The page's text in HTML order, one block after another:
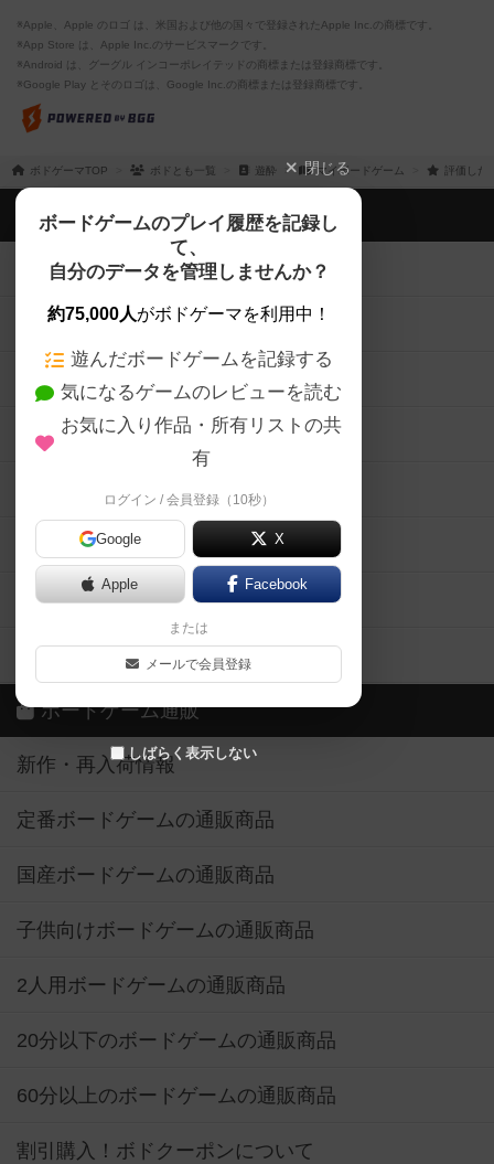
※Apple、Apple のロゴ は、米国および他の国々で登録されたApple Inc.の商標です。
※App Store は、Apple Inc.のサービスマークです。
※Android は、グーグル インコーポレイテッドの商標または登録商標です。
※Google Play とそのロゴは、Google Inc.の商標または登録商標です。
ボドゲーマTOP ボドとも一覧 遊酔 マイボードゲーム 評価した
閉じる
ボードゲームのプレイ履歴を記録し
て、
自分のデータを管理しませんか？
約75,000人がボドゲーマを利用中！
遊んだボードゲームを記録する
気になるゲームのレビューを読む
お気に入り作品・所有リストの共
有
ログイン / 会員登録（10秒）
Google X
Apple Facebook
または
メールで会員登録
しばらく表示しない
ボドゲーマTOP
ボードゲームを検索する
ボードゲームの新着レビュー
ボードゲーム会情報
メカニクス特集
掲示板・トピックス
ボドとも・会員一覧
ボードゲーム業界コラム
ボドゲーマご利用案内
ボードゲーム通販
新作・再入荷情報
定番ボードゲームの通販商品
国産ボードゲームの通販商品
子供向けボードゲームの通販商品
2人用ボードゲームの通販商品
20分以下のボードゲームの通販商品
60分以上のボードゲームの通販商品
割引購入！ボドクーポンについて